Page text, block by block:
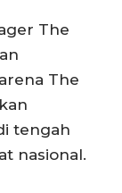
The
The
tengah
nasional.